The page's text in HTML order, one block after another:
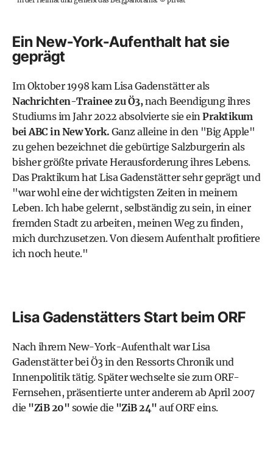
Ein New-York-Aufenthalt hat sie
geprägt
Im Oktober 1998 kam Lisa Gadenstätter als
Nachrichten-Trainee zu Ö3,nach Beendigung ihres
Studiums im Jahr 2022 absolvierte sie einPraktikum
bei ABC in New York. Ganz alleine in den "Big Apple"
zu gehen bezeichnet die gebürtige Salzburgerin als
bisher größte private Herausforderung ihres Lebens.
Das Praktikum hat Lisa Gadenstätter sehr geprägt und
"war wohl eine der wichtigsten Zeiten in meinem
Leben. Ich habe gelernt, selbständig zu sein, in einer
fremden Stadt zu arbeiten, meinen Weg zu finden,
mich durchzusetzen. Von diesem Aufenthalt profitiere
ich noch heute."
Lisa Gadenstätters Start beim ORF
Nach ihrem New-York-Aufenthalt war Lisa
Gadenstätter bei Ö3 in den Ressorts Chronik und
Innenpolitik tätig. Später wechselte sie zum ORF-
Fernsehen, präsentierte unter anderem ab April 2007
die "ZiB 20" sowie die "ZiB 24" auf ORF eins.